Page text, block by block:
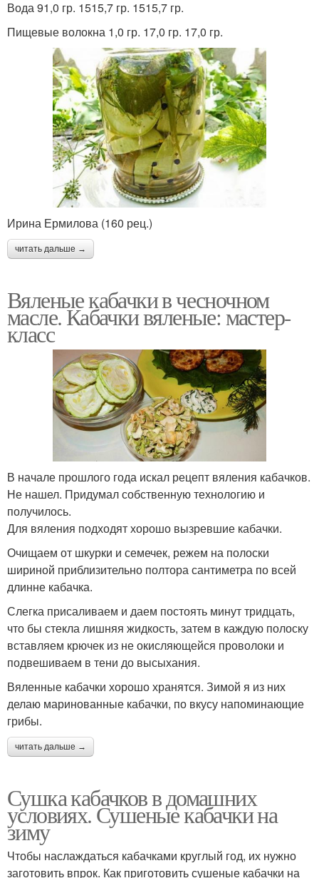
Вода 91,0 гр. 1515,7 гр. 1515,7 гр.
Пищевые волокна 1,0 гр. 17,0 гр. 17,0 гр.
Ирина Ермилова (160 рец.)
читать дальше →
Вяленые кабачки в чесночном
масле. Кабачки вяленые: мастер-
класс
В начале прошлого года искал рецепт вяления кабачков.
Не нашел. Придумал собственную технологию и
получилось.
Для вяления подходят хорошо вызревшие кабачки.
Очищаем от шкурки и семечек, режем на полоски
шириной приблизительно полтора сантиметра по всей
длинне кабачка.
Слегка присаливаем и даем постоять минут тридцать,
что бы стекла лишняя жидкость, затем в каждую полоску
вставляем крючек из не окисляющейся проволоки и
подвешиваем в тени до высыхания.
Вяленные кабачки хорошо хранятся. Зимой я из них
делаю маринованные кабачки, по вкусу напоминающие
грибы.
читать дальше →
Сушка кабачков в домашних
условиях. Сушеные кабачки на
зиму
Чтобы наслаждаться кабачками круглый год, их нужно
заготовить впрок. Как приготовить сушеные кабачки на